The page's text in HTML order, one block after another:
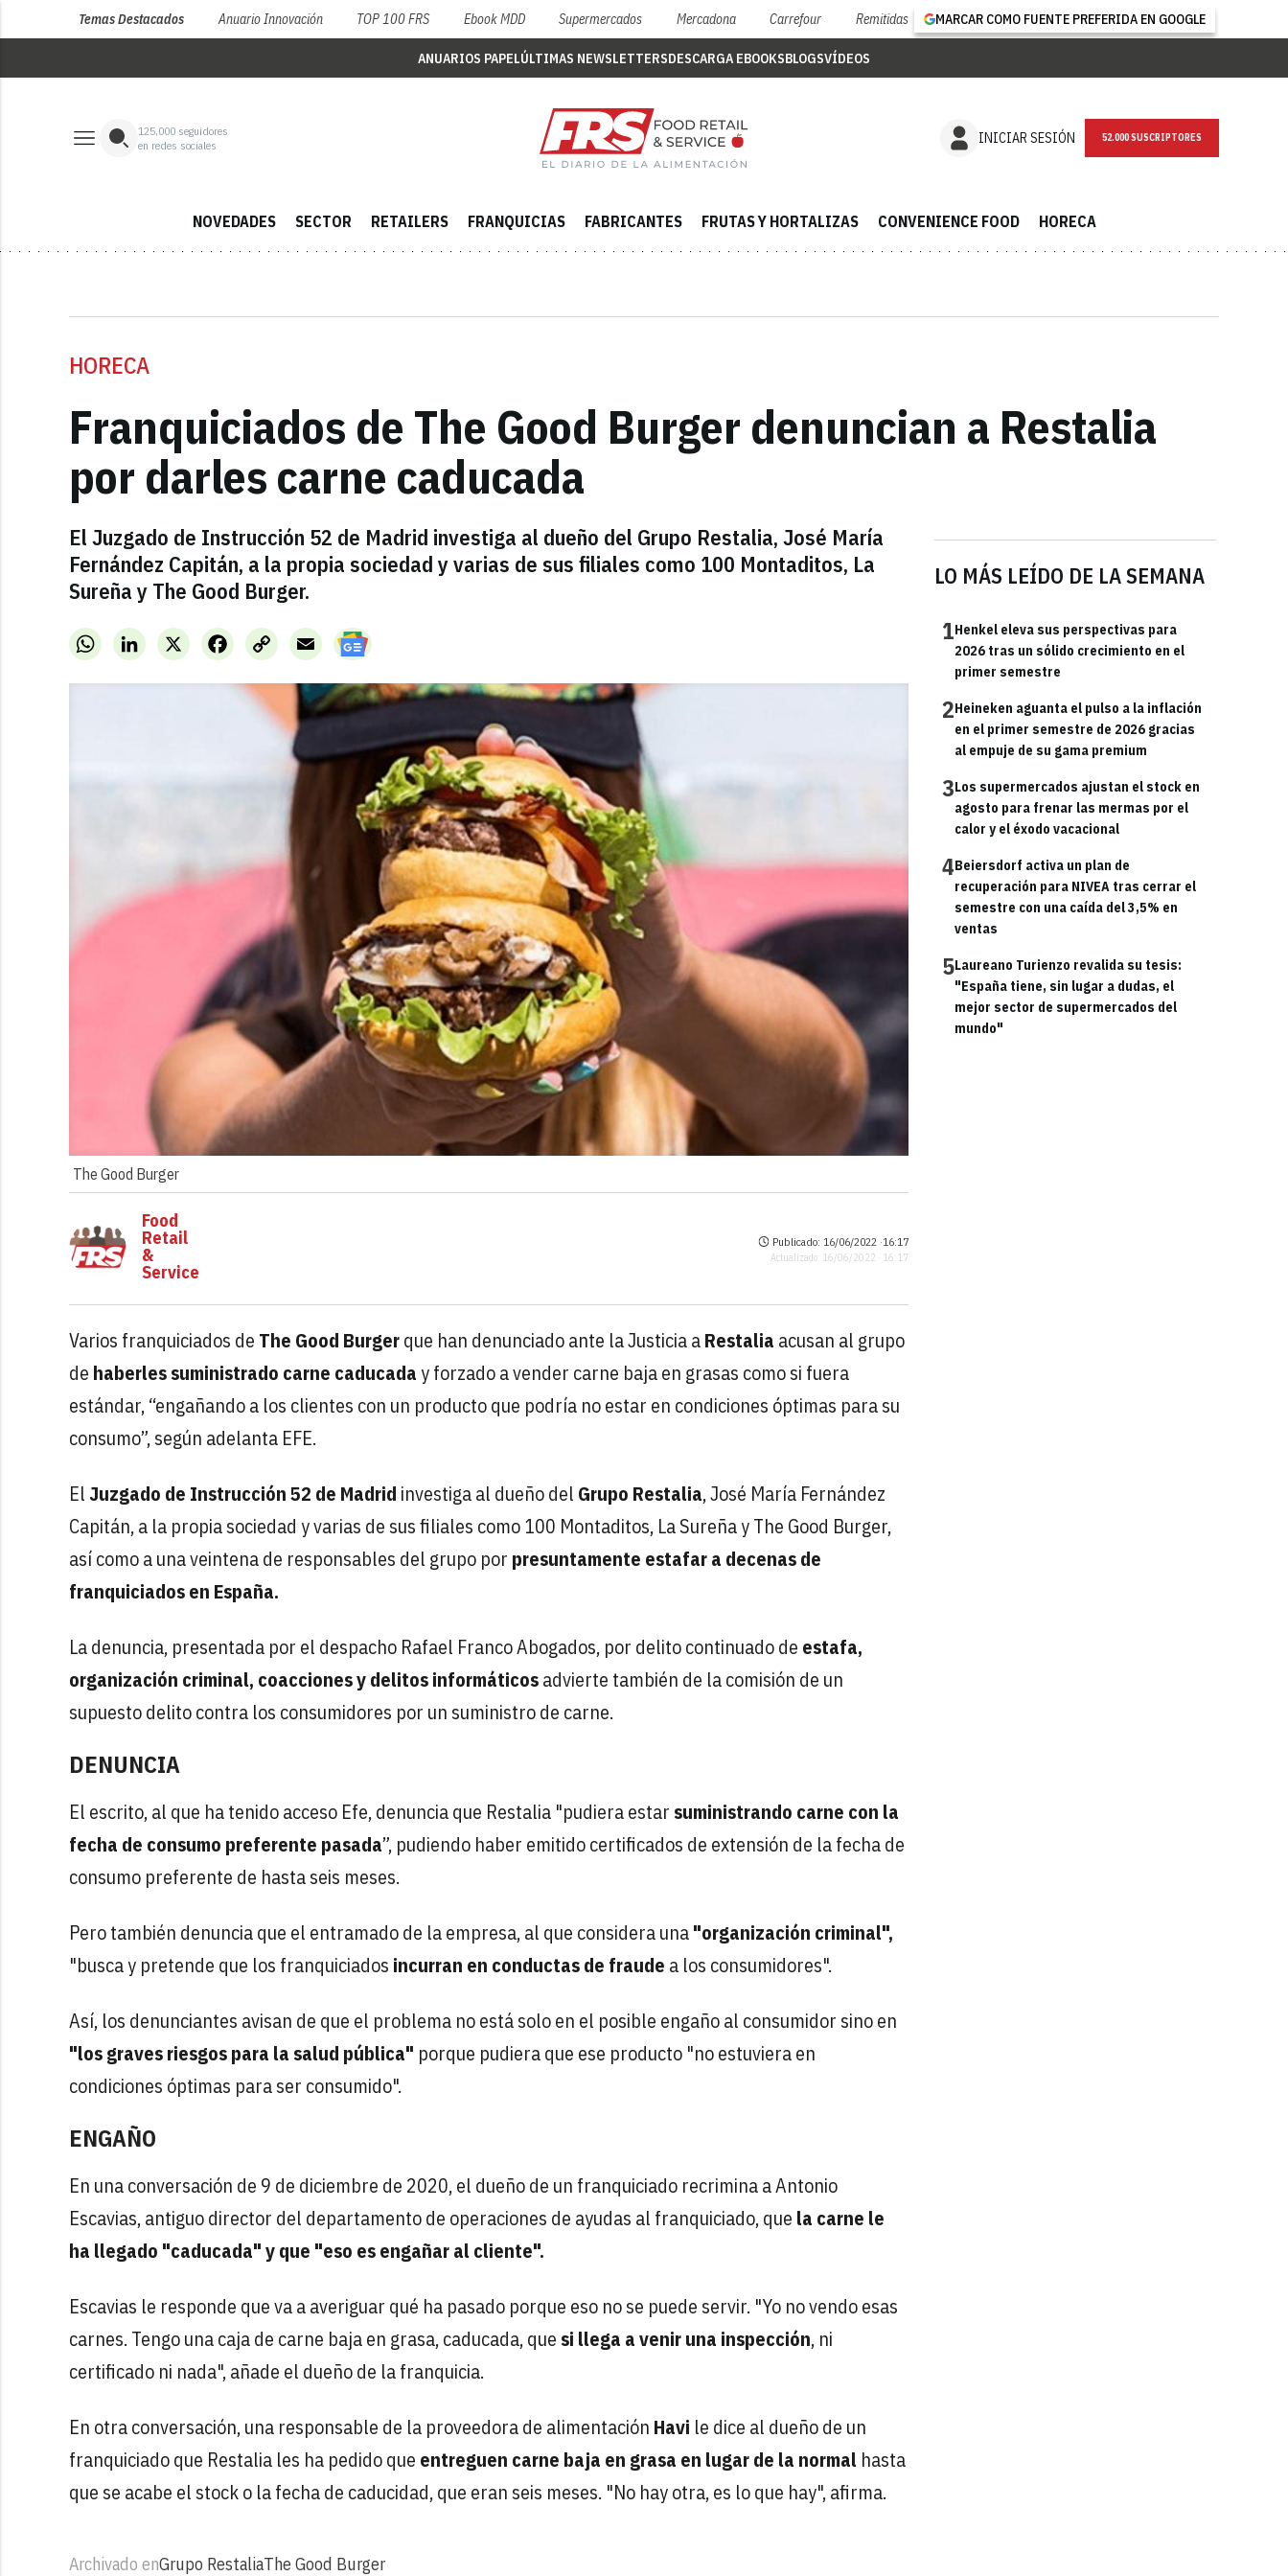
Temas Destacados Anuario Innovación TOP 100 FRS Ebook MDD Supermercados Mercadona Carrefour Remitidas MARCAR COMO FUENTE PREFERIDA EN GOOGLE
ANUARIOS PAPELÚLTIMAS NEWSLETTERSDESCARGA EBOOKSBLOGSVÍDEOS
125,000 seguidores
en redes sociales
INICIAR SESIÓN NEWSLETTER
NOVEDADES SECTOR RETAILERS FRANQUICIAS FABRICANTES FRUTAS Y HORTALIZAS CONVENIENCE FOOD HORECA
HORECA
Franquiciados de The Good Burger denuncian a Restalia
por darles carne caducada
El Juzgado de Instrucción 52 de Madrid investiga al dueño del Grupo Restalia, José María
Fernández Capitán, a la propia sociedad y varias de sus filiales como 100 Montaditos, La
Sureña y The Good Burger.
WhatsAppLinkedInX FacebookCopy
Link
Email
The Good Burger
LO MÁS LEÍDO DE LA SEMANA
1Henkel eleva sus perspectivas para
2026 tras un sólido crecimiento en el
primer semestre
2Heineken aguanta el pulso a la inflación
en el primer semestre de 2026 gracias
al empuje de su gama premium
3Los supermercados ajustan el stock en
agosto para frenar las mermas por el
calor y el éxodo vacacional
4Beiersdorf activa un plan de
recuperación para NIVEA tras cerrar el
semestre con una caída del 3,5% en
ventas
5Laureano Turienzo revalida su tesis:
"España tiene, sin lugar a dudas, el
mejor sector de supermercados del
mundo"
Food
Retail
&
Service
Publicado: 16/06/2022 ·16:17
Actualizado: 16/06/2022 · 16:17
Varios franquiciados de The Good Burgerque han denunciado ante la Justicia aRestalia acusan al grupo
de haberles suministrado carne caducaday forzado a vender carne baja en grasas como si fuera
estándar, “engañando a los clientes con un producto que podría no estar en condiciones óptimas para su
consumo”, según adelanta EFE.
ElJuzgado de Instrucción 52 de Madrid investiga al dueño del Grupo Restalia, José María Fernández
Capitán, a la propia sociedad y varias de sus filiales como 100 Montaditos, La Sureña y The Good Burger,
así como a una veintena de responsables del grupo por presuntamente estafar a decenas de
franquiciados en España.
La denuncia, presentada por el despacho Rafael Franco Abogados, por delito continuado de estafa,
organización criminal, coacciones y delitos informáticosadvierte también de la comisión de un
supuesto delito contra los consumidores por un suministro de carne.
DENUNCIA
El escrito, al que ha tenido acceso Efe, denuncia que Restalia "pudiera estar suministrando carne con la
fecha de consumo preferente pasada”, pudiendo haber emitido certificados de extensión de la fecha de
consumo preferente de hasta seis meses.
Pero también denuncia que el entramado de la empresa, al que considera una"organización criminal",
"busca y pretende que los franquiciados incurran en conductas de fraude a los consumidores".
Así, los denunciantes avisan de que el problema no está solo en el posible engaño al consumidor sino en
"los graves riesgos para la salud pública" porque pudiera que ese producto "no estuviera en
condiciones óptimas para ser consumido".
ENGAÑO
En una conversación de 9 de diciembre de 2020, el dueño de un franquiciado recrimina a Antonio
Escavias, antiguo director del departamento de operaciones de ayudas al franquiciado, que la carne le
ha llegado "caducada" y que "eso es engañar al cliente".
Escavias le responde que va a averiguar qué ha pasado porque eso no se puede servir. "Yo no vendo esas
carnes. Tengo una caja de carne baja en grasa, caducada, que si llega a venir una inspección, ni
certificado ni nada", añade el dueño de la franquicia.
En otra conversación, una responsable de la proveedora de alimentación Havi le dice al dueño de un
franquiciado que Restalia les ha pedido que entreguen carne baja en grasa en lugar de la normal hasta
que se acabe el stock o la fecha de caducidad, que eran seis meses. "No hay otra, es lo que hay", afirma.
Archivado enGrupo RestaliaThe Good Burger